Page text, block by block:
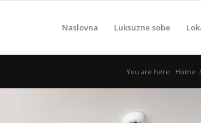
Naslovna Luksuzne sobe
You are here: Home /